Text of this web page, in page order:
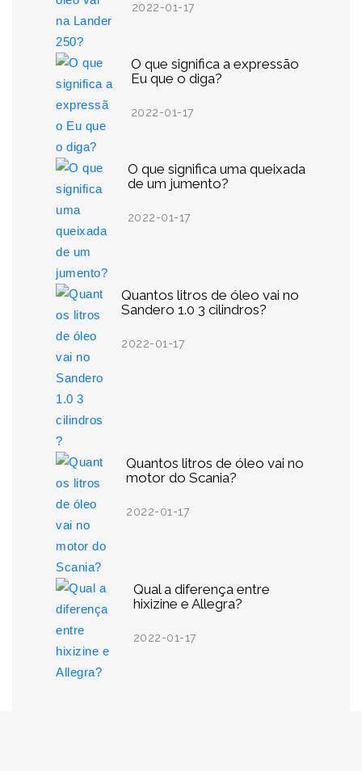
2022-01-17
O que significa a expressão
Eu que o diga?
2022-01-17
O que significa uma queixada
de um jumento?
2022-01-17
Quantos litros de óleo vai no
Sandero 1.0 3 cilindros?
2022-01-17
Quantos litros de óleo vai no
motor do Scania?
2022-01-17
Qual a diferença entre
hixizine e Allegra?
2022-01-17